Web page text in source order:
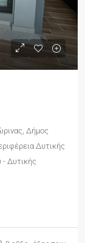
Δήμος
Δυτικής
Δυτικής